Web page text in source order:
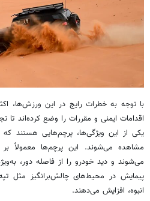
با توجه به خطرات رایج در این ورزش‌ها،
اقدامات ایمنی و مقررات را وضع کرده‌اند تا
یکی از این ویژگی‌ها، پرچم‌هایی هستند که
مشاهده می‌شوند. این پرچم‌ها معمولاً
می‌شوند و دید خودرو را از فاصله دور،
پیمایش در محیط‌های چالش‌برانگیز مثل
انبوه، افزایش می‌دهند.